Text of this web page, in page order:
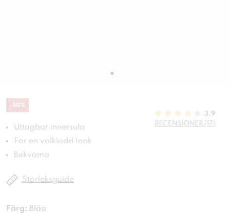
-30%
Uttagbar innersula
För en välklädd look
Bekväma
3.9
RECENSIONER (17)
Storleksguide
Färg: Blåa